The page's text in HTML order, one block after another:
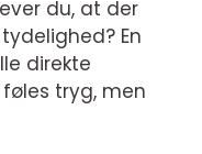
du, at der
En
direkte
tryg, men